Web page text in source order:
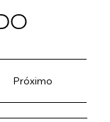
Próximo